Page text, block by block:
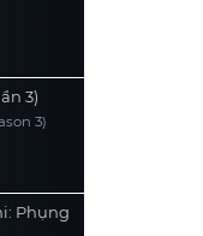
3)
3)
Phụng